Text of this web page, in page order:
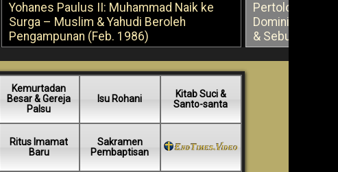
Yohanes Paulus II: Muhammad Naik ke
Surga – Muslim & Yahudi Beroleh
Pengampunan (Feb. 1986)
Pertolongan
Dominikus
& Sebuah Saran
Kemurtadan
Besar & Gereja
Palsu
Isu Rohani
Kitab Suci &
Santo-santa
Ritus Imamat
Baru
Sakramen
Pembaptisan